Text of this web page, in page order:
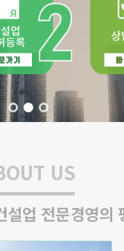
US
설업 전문경영의